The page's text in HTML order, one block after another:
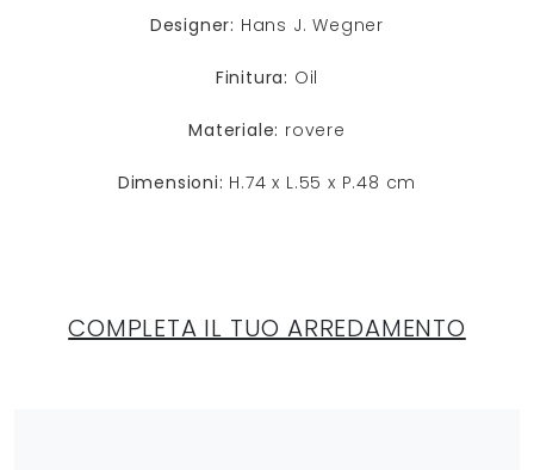
Designer: Hans J. Wegner
Finitura: Oil
Materiale: rovere
Dimensioni: H.74 x L.55 x P.48 cm
COMPLETA IL TUO ARREDAMENTO